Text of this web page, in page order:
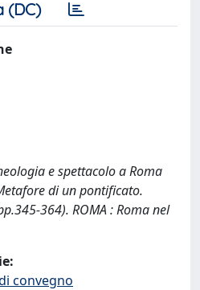
(DC)
e spettacolo a Roma
di un pontificato.
364). ROMA : Roma nel
convegno